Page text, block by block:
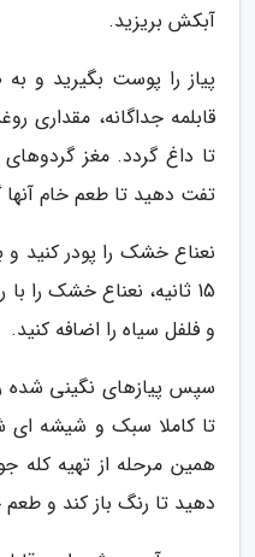
آبکش بریزید.
پیاز را پوست بگیرید و
قابلمه جداگانه، مقداری
تا داغ گردد. مغز گردوهای
تفت دهید تا طعم خام آنها
نعناع خشک را پودر کنید و
15 ثانیه، نعناع خشک
و فلفل سیاه را اضافه کنید.
سپس پیازهای نگینی شده
تا کاملا سبک و شیشه ای
همین مرحله از تهیه کله
دهید تا رنگ باز کند و